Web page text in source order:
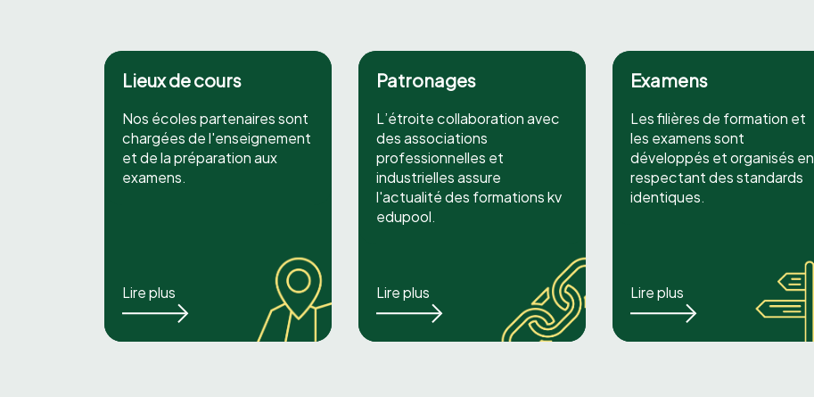
Lieux de cours
Nos écoles partenaires sont
chargées de l'enseignement
et de la préparation aux
examens.
Lire plus
Patronages
L’étroite collaboration avec
des associations
professionnelles et
industrielles assure
l'actualité des formations kv
edupool.
Lire plus
Examens
Les filières de formation et
les examens sont
développés et organisés en
respectant des standards
identiques.
Lire plus